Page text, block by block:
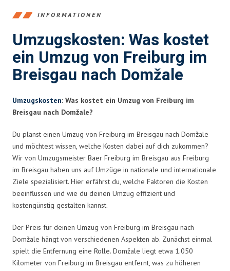
INFORMATIONEN
Umzugskosten: Was kostet
ein Umzug von Freiburg im
Breisgau nach Domžale
Umzugskosten: Was kostet ein Umzug von Freiburg im
Breisgau nach Domžale?
Du planst einen Umzug von Freiburg im Breisgau nach Domžale
und möchtest wissen, welche Kosten dabei auf dich zukommen?
Wir von Umzugsmeister Baer Freiburg im Breisgau aus Freiburg
im Breisgau haben uns auf Umzüge in nationale und internationale
Ziele spezialisiert. Hier erfährst du, welche Faktoren die Kosten
beeinflussen und wie du deinen Umzug effizient und
kostengünstig gestalten kannst.
Der Preis für deinen Umzug von Freiburg im Breisgau nach
Domžale hängt von verschiedenen Aspekten ab. Zunächst einmal
spielt die Entfernung eine Rolle. Domžale liegt etwa 1.050
Kilometer von Freiburg im Breisgau entfernt, was zu höheren